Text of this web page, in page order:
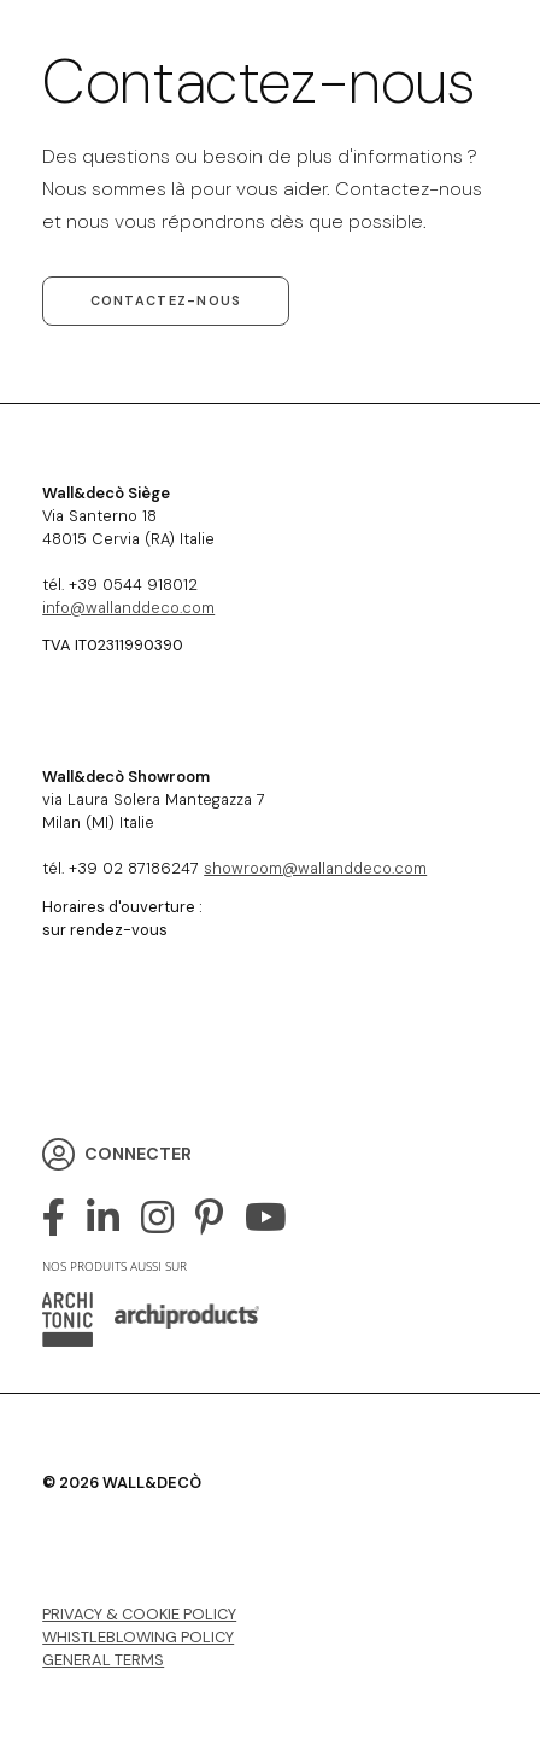
Contactez-nous
Des questions ou besoin de plus d'informations ?
Nous sommes là pour vous aider. Contactez-nous
et nous vous répondrons dès que possible.
CONTACTEZ-NOUS
Wall&decò Siège
Via Santerno 18
48015 Cervia (RA) Italie
tél. +39 0544 918012
info@wallanddeco.com
TVA IT02311990390
Wall&decò Showroom
via Laura Solera Mantegazza 7
Milan (MI) Italie
tél. +39 02 87186247 showroom@wallanddeco.com
Horaires d'ouverture :
sur rendez-vous
CONNECTER
NOS PRODUITS AUSSI SUR
© 2026 WALL&DECÒ
PRIVACY & COOKIE POLICY
WHISTLEBLOWING POLICY
GENERAL TERMS